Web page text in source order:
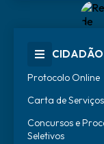
CIDADÃO
Protocolo Online
Carta de Serviços
Concursos e
Seletivos